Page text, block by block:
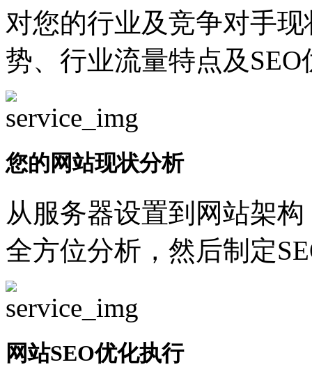
对您的行业及竞争对手
势、行业流量特点及
您的网站现状分析
从服务器设置到网站架
全方位分析，然后制定
网站SEO优化执行